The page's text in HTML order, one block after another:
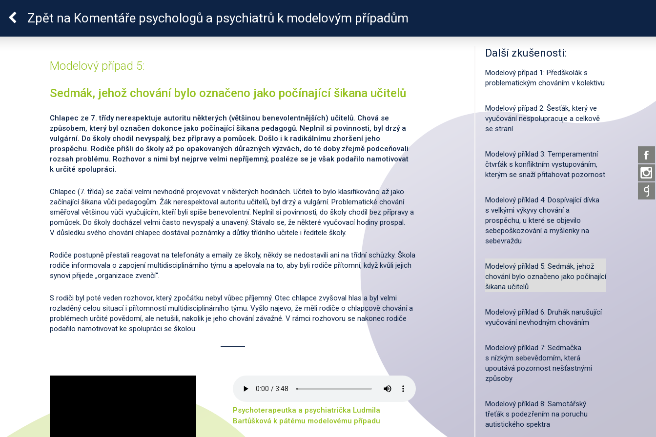
Pro zdraví duše ZKUŠENOSTI PROFILY ÚČASTNÍKŮ
Zpět na Komentáře psychologů a psychiatrů k modelovým případům
Modelový případ 5:
Sedmák, jehož chování bylo označeno jako počínající šikana učitelů
Chlapec ze 7. třídy nerespektuje autoritu některých (většinou benevolentnějších) učitelů. Chová se
způsobem, který byl označen dokonce jako počínající šikana pedagogů. Neplnil si povinnosti, byl drzý a
vulgární. Do školy chodil nevyspalý, bez přípravy a pomůcek. Došlo i k radikálnímu zhoršení jeho
prospěchu. Rodiče přišli do školy až po opakovaných důrazných výzvách, do té doby zřejmě podceňovali
rozsah problému. Rozhovor s nimi byl nejprve velmi nepříjemný, posléze se je však podařilo namotivovat
k určité spolupráci.
Chlapec (7. třída) se začal velmi nevhodně projevovat v některých hodinách. Učiteli to bylo klasifikováno až jako
začínající šikana vůči pedagogům. Žák nerespektoval autoritu učitelů, byl drzý a vulgární. Problematické chování
směřoval většinou vůči vyučujícím, kteří byli spíše benevolentní. Neplnil si povinnosti, do školy chodil bez přípravy a
pomůcek. Do školy docházel velmi často nevyspalý a unavený. Stávalo se, že některé vyučovací hodiny prospal.
V důsledku svého chování chlapec dostával poznámky a důtky třídního učitele i ředitele školy.
Rodiče postupně přestali reagovat na telefonáty a emaily ze školy, někdy se nedostavili ani na třídní schůzky. Škola
rodiče informovala o zapojení multidisciplinárního týmu a apelovala na to, aby byli rodiče přítomní, když kvůli jejich
synovi přijede „organizace zvenčí“.
S rodiči byl poté veden rozhovor, který zpočátku nebyl vůbec příjemný. Otec chlapce zvyšoval hlas a byl velmi
rozladěný celou situací i přítomností multidisciplinárního týmu. Vyšlo najevo, že měli rodiče o chlapcově chování a
problémech určité povědomí, ale netušili, nakolik je jeho chování závažné. V rámci rozhovoru se nakonec rodiče
podařilo namotivovat ke spolupráci se školou.
Psychoterapeutka a psychiatrička Ludmila
Bartůšková k pátému modelovému případu
Další zkušenosti:
Modelový případ 1: Předškolák s
problematickým chováním v kolektivu
Modelový případ 2: Šesťák, který ve
vyučování nespolupracuje a celkově
se straní
Modelový příklad 3: Temperamentní
čtvrťák s konfliktním vystupováním,
kterým se snaží přitahovat pozornost
Modelový příklad 4: Dospívající dívka
s velkými výkyvy chování a
prospěchu, u které se objevilo
sebepoškozování a myšlenky na
sebevraždu
Modelový příklad 5: Sedmák, jehož
chování bylo označeno jako počínající
šikana učitelů
Modelový příklad 6: Druhák narušující
vyučování nevhodným chováním
Modelový příklad 7: Sedmačka
s nízkým sebevědomím, která
upoutává pozornost nešťastnými
způsoby
Modelový příklad 8: Samotářský
třeťák s podezřením na poruchu
autistického spektra